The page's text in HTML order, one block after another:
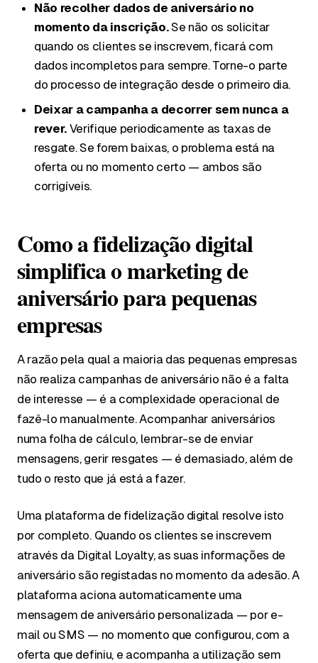
Não recolher dados de aniversário no
momento da inscrição.Se não os solicitar
quando os clientes se inscrevem, ficará com
dados incompletos para sempre. Torne-o parte
do processo de integração desde o primeiro dia.
Deixar a campanha a decorrer sem nunca a
rever. Verifique periodicamente as taxas de
resgate. Se forem baixas, o problema está na
oferta ou no momento certo — ambos são
corrigíveis.
Como a fidelização digital
simplifica o marketing de
aniversário para pequenas
empresas
A razão pela qual a maioria das pequenas empresas
não realiza campanhas de aniversário não é a falta
de interesse — é a complexidade operacional de
fazê-lo manualmente. Acompanhar aniversários
numa folha de cálculo, lembrar-se de enviar
mensagens, gerir resgates — é demasiado, além de
tudo o resto que já está a fazer.
Uma plataforma de fidelização digital resolve isto
por completo. Quando os clientes se inscrevem
através da Digital Loyalty, as suas informações de
aniversário são registadas no momento da adesão. A
plataforma aciona automaticamente uma
mensagem de aniversário personalizada — por e-
mail ou SMS — no momento que configurou, com a
oferta que definiu, e acompanha a utilização sem